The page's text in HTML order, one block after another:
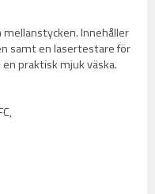
Innehåller
samt en lasertestare för
praktisk mjuk väska.